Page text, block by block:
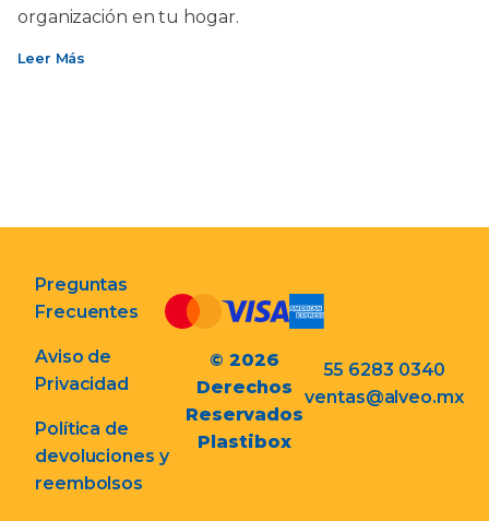
organización en tu hogar.
Leer Más
Preguntas
Frecuentes
Aviso de
Privacidad
Política de
devoluciones y
reembolsos
© 2026
Derechos
Reservados
Plastibox
55 6283 0340
ventas@alveo.mx